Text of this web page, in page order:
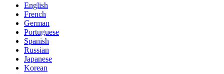
English
French
German
Portuguese
Spanish
Russian
Japanese
Korean